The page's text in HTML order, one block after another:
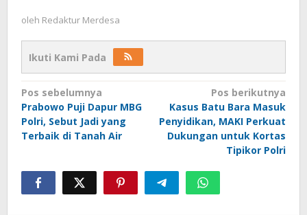
oleh Redaktur Merdesa
Ikuti Kami Pada
Navigasi
pos
Pos sebelumnya
Prabowo Puji Dapur MBG
Polri, Sebut Jadi yang
Terbaik di Tanah Air
Pos berikutnya
Kasus Batu Bara Masuk
Penyidikan, MAKI Perkuat
Dukungan untuk Kortas
Tipikor Polri